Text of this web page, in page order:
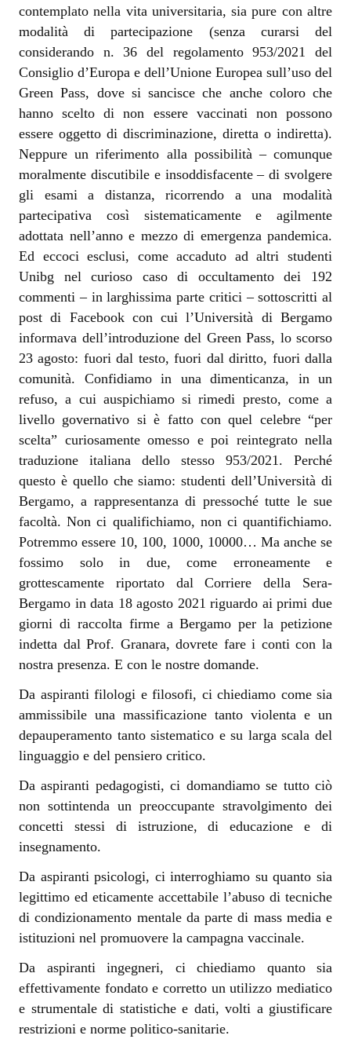
contemplato nella vita universitaria, sia pure con altre
modalità di partecipazione (senza curarsi del
considerando n. 36 del regolamento 953/2021 del
Consiglio d’Europa e dell’Unione Europea sull’uso del
Green Pass, dove si sancisce che anche coloro che
hanno scelto di non essere vaccinati non possono
essere oggetto di discriminazione, diretta o indiretta).
Neppure un riferimento alla possibilità – comunque
moralmente discutibile e insoddisfacente – di svolgere
gli esami a distanza, ricorrendo a una modalità
partecipativa così sistematicamente e agilmente
adottata nell’anno e mezzo di emergenza pandemica.
Ed eccoci esclusi, come accaduto ad altri studenti
Unibg nel curioso caso di occultamento dei 192
commenti – in larghissima parte critici – sottoscritti al
post di Facebook con cui l’Università di Bergamo
informava dell’introduzione del Green Pass, lo scorso
23 agosto: fuori dal testo, fuori dal diritto, fuori dalla
comunità. Confidiamo in una dimenticanza, in un
refuso, a cui auspichiamo si rimedi presto, come a
livello governativo si è fatto con quel celebre “per
scelta” curiosamente omesso e poi reintegrato nella
traduzione italiana dello stesso 953/2021. Perché
questo è quello che siamo: studenti dell’Università di
Bergamo, a rappresentanza di pressoché tutte le sue
facoltà. Non ci qualifichiamo, non ci quantifichiamo.
Potremmo essere 10, 100, 1000, 10000… Ma anche se
fossimo solo in due, come erroneamente e
grottescamente riportato dal Corriere della Sera-
Bergamo in data 18 agosto 2021 riguardo ai primi due
giorni di raccolta firme a Bergamo per la petizione
indetta dal Prof. Granara, dovrete fare i conti con la
nostra presenza. E con le nostre domande.
Da aspiranti filologi e filosofi, ci chiediamo come sia
ammissibile una massificazione tanto violenta e un
depauperamento tanto sistematico e su larga scala del
linguaggio e del pensiero critico.
Da aspiranti pedagogisti, ci domandiamo se tutto ciò
non sottintenda un preoccupante stravolgimento dei
concetti stessi di istruzione, di educazione e di
insegnamento.
Da aspiranti psicologi, ci interroghiamo su quanto sia
legittimo ed eticamente accettabile l’abuso di tecniche
di condizionamento mentale da parte di mass media e
istituzioni nel promuovere la campagna vaccinale.
Da aspiranti ingegneri, ci chiediamo quanto sia
effettivamente fondato e corretto un utilizzo mediatico
e strumentale di statistiche e dati, volti a giustificare
restrizioni e norme politico-sanitarie.